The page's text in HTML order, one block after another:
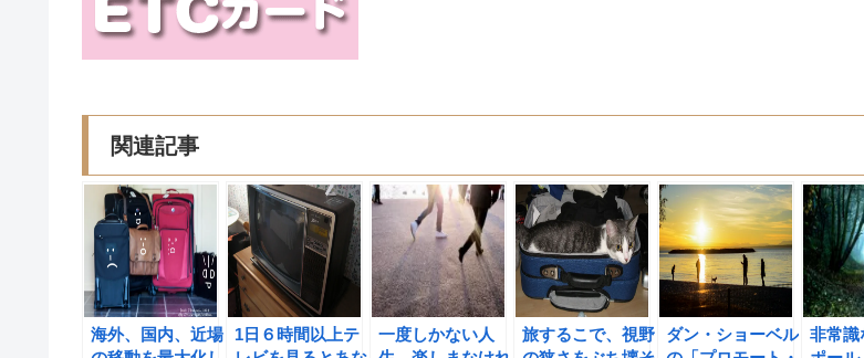
関連記事
海外、国内、近場
1日６時間以上テ
一度しかない人
旅するこで、視野
ダン・ショーベル 非常識